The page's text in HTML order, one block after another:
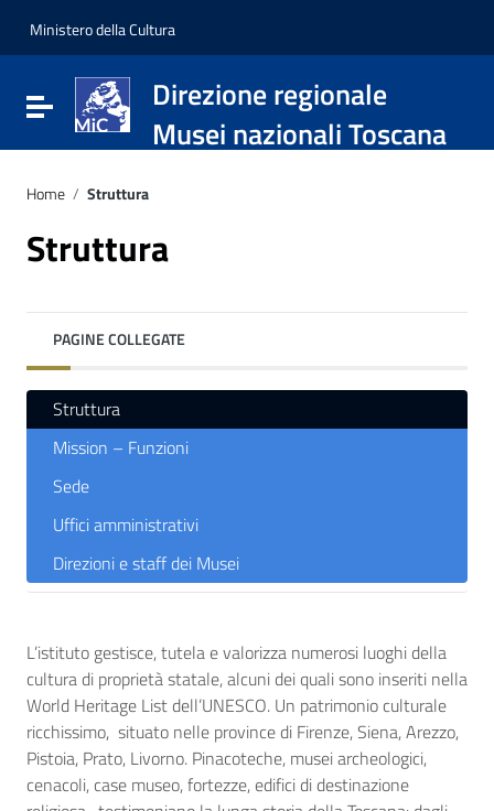
Vai al menu di navigazione
Vai al footer
Ministero della Cultura
Attiva / disattiva la navigazione
Direzione regionale
Musei nazionali Toscana
Home / Struttura
Struttura
PAGINE COLLEGATE
Struttura
Mission – Funzioni
Sede
Uffici amministrativi
Direzioni e staff dei Musei
L’istituto gestisce, tutela e valorizza numerosi luoghi della
cultura di proprietà statale, alcuni dei quali sono inseriti nella
World Heritage List dell’UNESCO. Un patrimonio culturale
ricchissimo, situato nelle province di Firenze, Siena, Arezzo,
Pistoia, Prato, Livorno. Pinacoteche, musei archeologici,
cenacoli, case museo, fortezze, edifici di destinazione